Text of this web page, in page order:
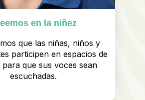
en la niñez
que las niñas, niños y
participen en espacios de
para que sus voces sean
escuchadas.